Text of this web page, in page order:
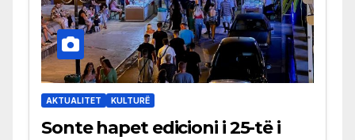
AKTUALITET KULTURË
Sonte hapet edicioni i 25-të i